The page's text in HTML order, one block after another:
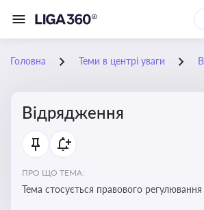
Головна Теми в центрі уваги
Відрядження
ПРО ЩО ТЕМА:
Тема стосується правового